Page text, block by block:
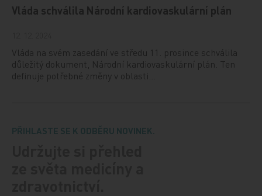
Vláda schválila Národní kardiovaskulární plán
Vláda na svém zasedání ve středu 11. prosince schválila
důležitý dokument, Národní kardiovaskulární plán. Ten
definuje potřebné změny v oblasti…
PŘIHLASTE SE K ODBĚRU NOVINEK.